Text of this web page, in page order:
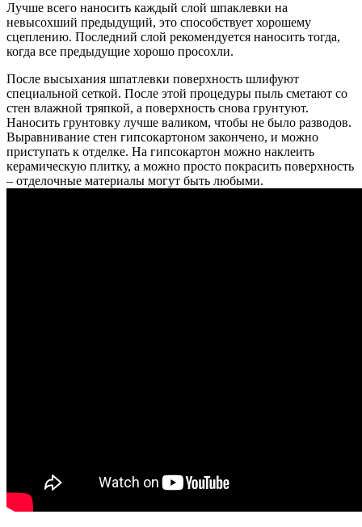
Лучше всего наносить каждый слой шпаклевки на
невысохший предыдущий, это способствует хорошему
сцеплению. Последний слой рекомендуется наносить тогда,
когда все предыдущие хорошо просохли.
После высыхания шпатлевки поверхность шлифуют
специальной сеткой. После этой процедуры пыль сметают со
стен влажной тряпкой, а поверхность снова грунтуют.
Наносить грунтовку лучше валиком, чтобы не было разводов.
Выравнивание стен гипсокартоном закончено, и можно
приступать к отделке. На гипсокартон можно наклеить
керамическую плитку, а можно просто покрасить поверхность
– отделочные материалы могут быть любыми.